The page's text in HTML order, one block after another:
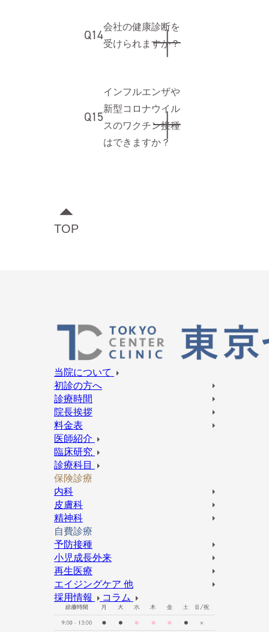
Q14
会社の健康診断を
受けられますか？
Q15
インフルエンザや
新型コロナウイル
スのワクチン接種
はできますか？
TOP
当院について
初診の方へ
診療時間
院長挨拶
料金表
医師紹介
臨床研究
診療科目
保険診療
内科
皮膚科
精神科
自費診療
予防接種
小児成長外来
再生医療
エイジングケア 他
採用情報
コラム